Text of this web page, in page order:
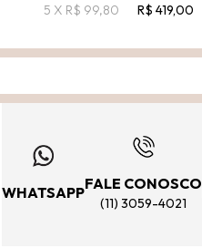
5 X R$ 99,80
R$ 419,00
WHATSAPP
FALE CONOSCO
(11) 3059-4021